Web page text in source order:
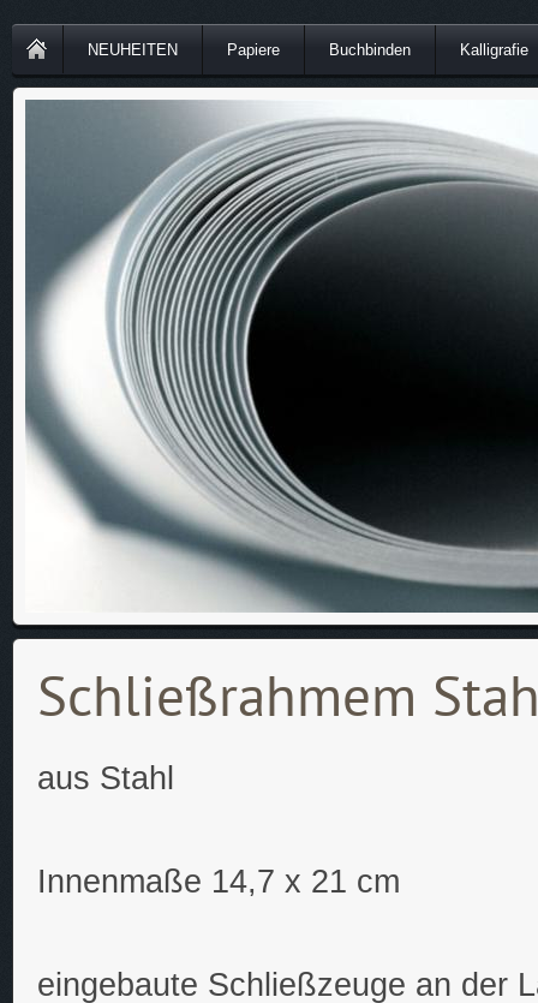
NEUHEITEN Papiere Buchbinden Kalligrafie
Schließrahmem
aus Stahl
Innenmaße 14,7 x 21 cm
eingebaute Schließzeuge an der